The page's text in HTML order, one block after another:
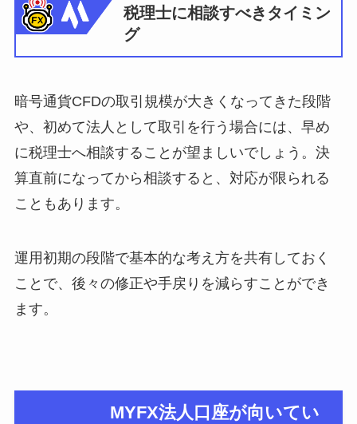
税理士に相談すべきタイミン
グ
暗号通貨CFDの取引規模が大きくなってきた段階
や、初めて法人として取引を行う場合には、早め
に税理士へ相談することが望ましいでしょう。決
算直前になってから相談すると、対応が限られる
こともあります。
運用初期の段階で基本的な考え方を共有しておく
ことで、後々の修正や手戻りを減らすことができ
ます。
MYFX法人口座が向いてい